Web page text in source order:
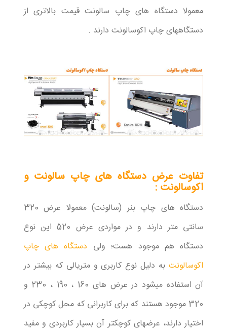
معمولا دستگاه های چاپ سالونت قیمت بالاتری از
دستگاههای چاپ اکوسالونت دارند .
تفاوت عرض دستگاه های چاپ سالونت و
اکوسالونت :
دستگاه های چاپ بنر (سالونت) معمولا عرض 320
سانتی متر دارند و در مواردی عرض 520 این نوع
دستگاه هم موجود هست؛ ولی دستگاه های چاپ
اکوسالونتبه دلیل نوع کاربری و متریالی که بیشتر در
آن استفاده میشود در عرض های 160 ، 190 ، 230 و
320 موجود هستند که برای کاربرانی که محل کوچکی در
اختیار دارند، عرضهای کوچکتر آن بسیار کاربردی و مفید